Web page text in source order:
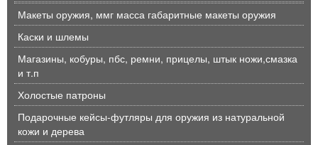
Макеты оружия, ммг масса габаритные макеты оружия
Каски и шлемы
Магазины, кобуры, пбс, ремни, прицелы, штык ножи,смазка
и т.п
Холостые патроны
Подарочные кейсы-футляры для оружия из натуральной
кожи и дерева